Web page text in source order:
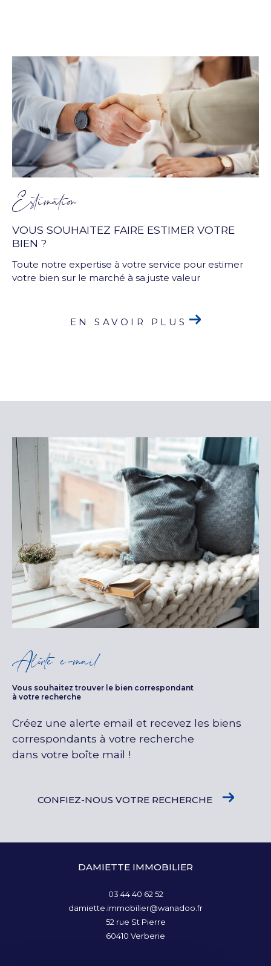
Estimation
VOUS SOUHAITEZ FAIRE ESTIMER VOTRE
BIEN ?
Toute notre expertise à votre service pour estimer
votre bien sur le marché à sa juste valeur
EN SAVOIR PLUS
Alerte e-mail
Vous souhaitez trouver le bien correspondant
à votre recherche
Créez une alerte email et recevez les biens
correspondants à votre recherche
dans votre boîte mail !
CONFIEZ-NOUS VOTRE RECHERCHE
DAMIETTE IMMOBILIER
03 44 40 62 52
damiette.immobilier@wanadoo.fr
52 rue St Pierre
60410
Verberie